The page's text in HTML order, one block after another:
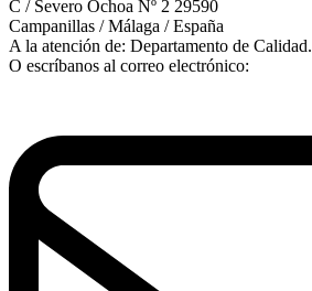
C / Severo Ochoa Nº 2 29590
Campanillas / Málaga / España
A la atención de: Departamento de Calidad.
O escríbanos al correo electrónico: